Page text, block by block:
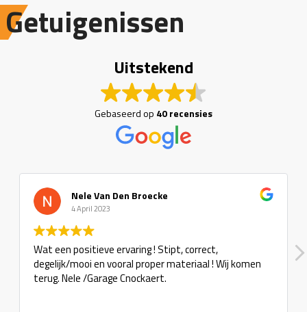
Getuigenissen
Uitstekend
Gebaseerd op 40 recensies
Nele Van Den Broecke
4 April 2023
Wat een positieve ervaring ! Stipt, correct,
degelijk/mooi en vooral proper materiaal ! Wij komen
terug. Nele /Garage Cnockaert.